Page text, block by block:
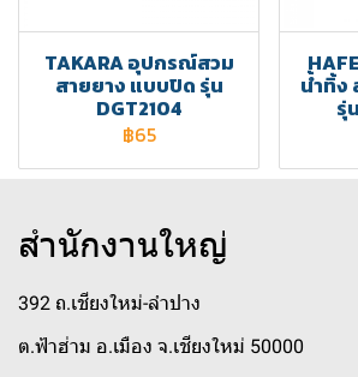
TAKARA อุปกรณ์สวม
สายยาง แบบปิด รุ่น
DGT2104
฿65
น้ำทิ้ง
รุ่
สำนักงานใหญ่
392 ถ.เชียงใหม่-ลำปาง
ต.ฟ้าฮ่าม อ.เมือง จ.เชียงใหม่ 50000